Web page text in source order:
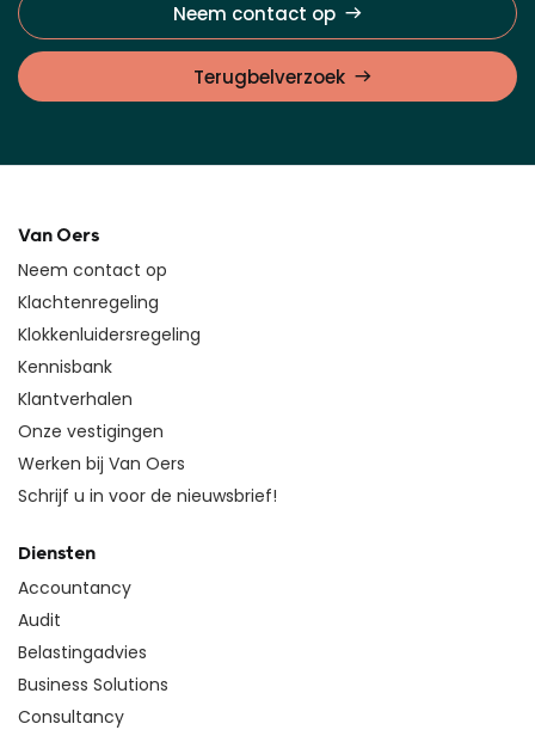
Neem contact op
Terugbelverzoek
Van Oers
Neem contact op
Klachtenregeling
Klokkenluidersregeling
Kennisbank
Klantverhalen
Onze vestigingen
Werken bij Van Oers
Schrijf u in voor de nieuwsbrief!
Diensten
Accountancy
Audit
Belastingadvies
Business Solutions
Consultancy